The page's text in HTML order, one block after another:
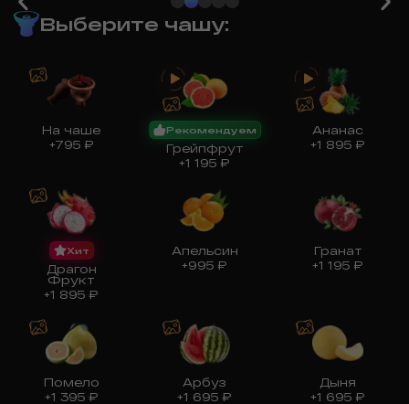
Выберите чашу:
На чаше
+795 ₽
Рекомендуем
Грейпфрут
+1 195 ₽
Ананас
+1 895 ₽
Хит
Драгон
Фрукт
+1 895 ₽
Апельсин
+995 ₽
Гранат
+1 195 ₽
Помело
+1 395 ₽
Арбуз
+1 695 ₽
Дыня
+1 695 ₽